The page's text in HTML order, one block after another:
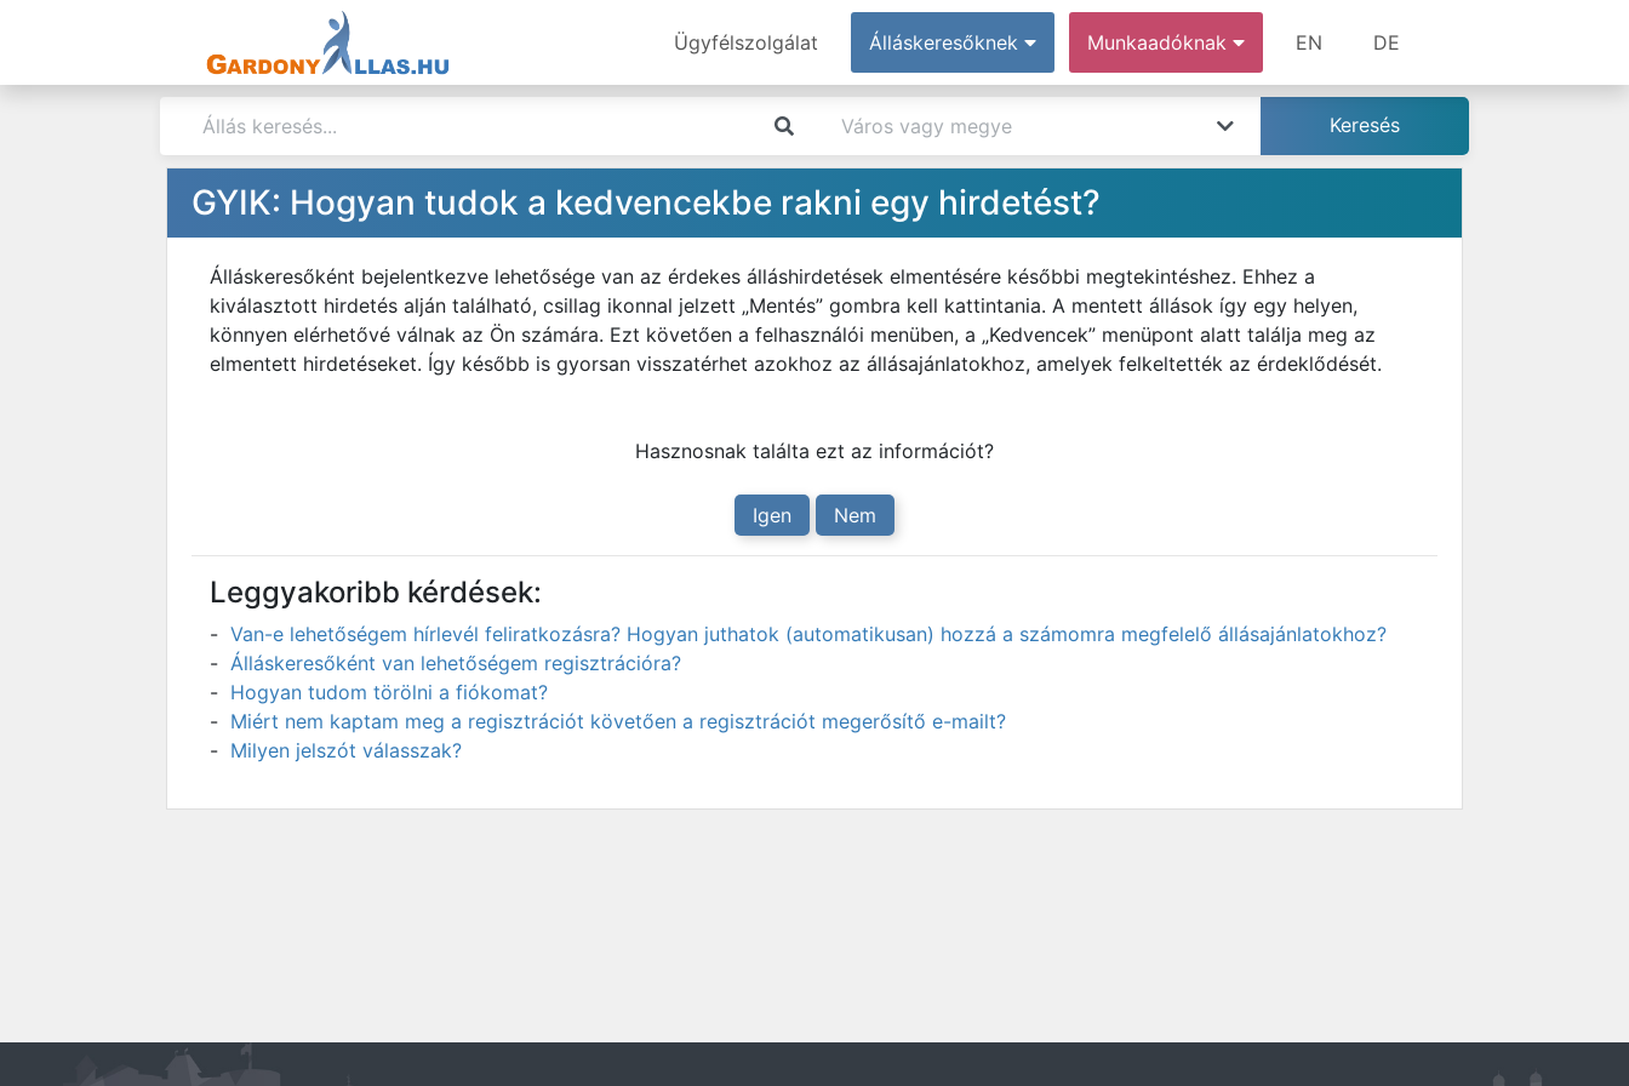
Ügyfélszolgálat Álláskeresőknek Munkaadóknak EN DE
GYIK: Hogyan tudok a kedvencekbe rakni egy hirdetést?
Álláskeresőként bejelentkezve lehetősége van az érdekes álláshirdetések elmentésére későbbi megtekintéshez. Ehhez a
kiválasztott hirdetés alján található, csillag ikonnal jelzett „Mentés” gombra kell kattintania. A mentett állások így egy helyen,
könnyen elérhetővé válnak az Ön számára. Ezt követően a felhasználói menüben, a „Kedvencek” menüpont alatt találja meg az
elmentett hirdetéseket. Így később is gyorsan visszatérhet azokhoz az állásajánlatokhoz, amelyek felkeltették az érdeklődését.
Hasznosnak találta ezt az információt?
Igen Nem
Leggyakoribb kérdések:
Van-e lehetőségem hírlevél feliratkozásra? Hogyan juthatok (automatikusan) hozzá a számomra megfelelő állásajánlatokhoz?
Álláskeresőként van lehetőségem regisztrációra?
Hogyan tudom törölni a fiókomat?
Miért nem kaptam meg a regisztrációt követően a regisztrációt megerősítő e-mailt?
Milyen jelszót válasszak?